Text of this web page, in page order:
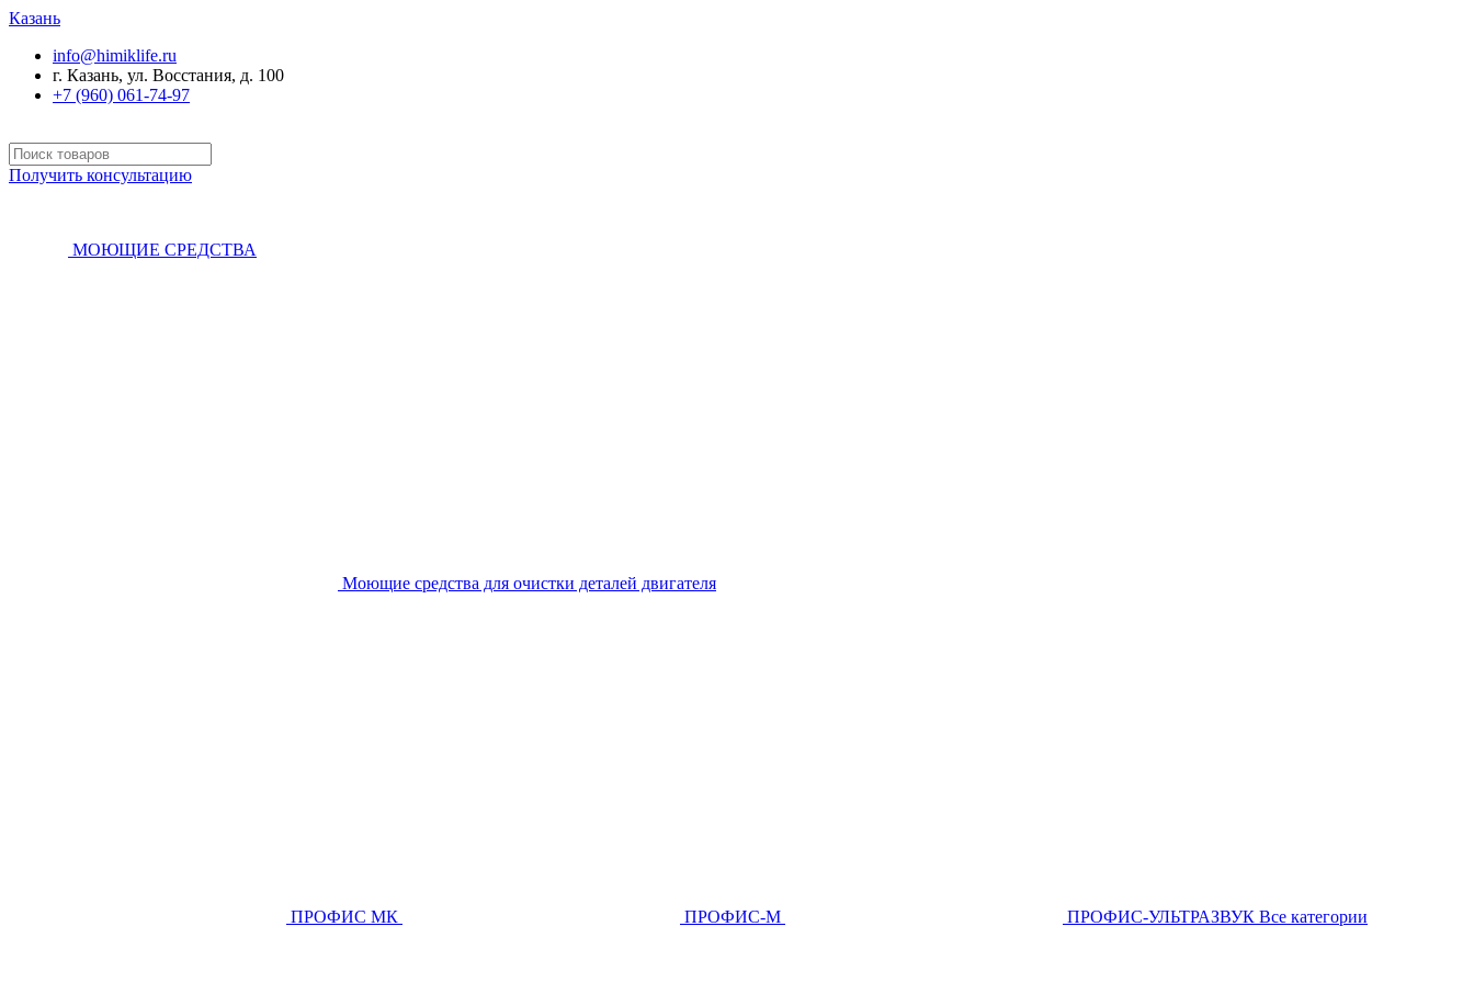
Казань
info@himiklife.ru
г. Казань, ул. Восстания, д. 100
+7 (960) 061-74-97
Получить консультацию
МОЮЩИЕ СРЕДСТВА
Моющие средства для очистки деталей двигателя
ПРОФИС МК ПРОФИС-М ПРОФИС-УЛЬТРАЗВУК Все категории